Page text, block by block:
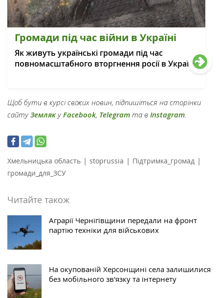
Громади під час війни в Україні
Як живуть українські громади під час
повномасштабного вторгнення росії в Україну
Щоб бути в курсі свіжих новин, підпишіться на сторінки
сайтуЗемлякуFacebook, Telegram та в Instagram.
Хмельницька область | stoprussia | Підтримка_громад |
громади_для_ЗСУ
Читайте також
Аграрії Чернігівщини передали на фронт
партію техніки для військових
На окупованій Херсонщині села залишилися
без мобільного зв'язку та інтернету